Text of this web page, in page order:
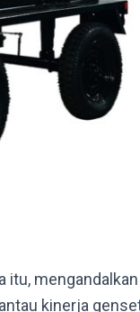
itu,
kinerja